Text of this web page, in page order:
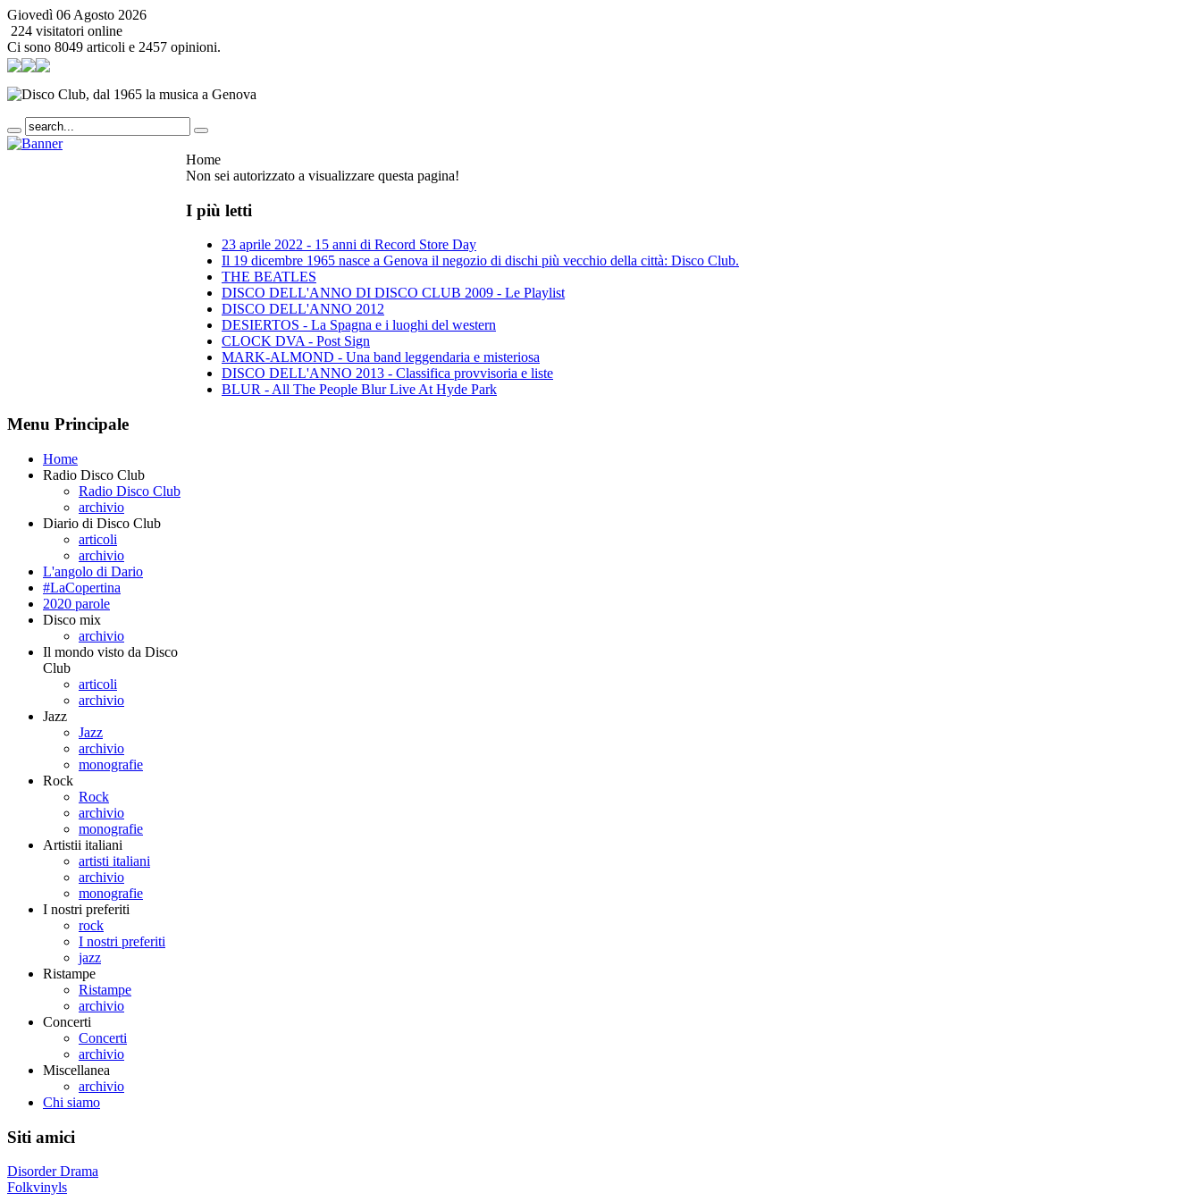
Giovedì 06 Agosto 2026
224 visitatori online
Ci sono 8049 articoli e 2457 opinioni.
Home
Non sei autorizzato a visualizzare questa pagina!
I più letti
23 aprile 2022 - 15 anni di Record Store Day
Il 19 dicembre 1965 nasce a Genova il negozio di dischi più vecchio della città: Disco Club.
THE BEATLES
DISCO DELL'ANNO DI DISCO CLUB 2009 - Le Playlist
DISCO DELL'ANNO 2012
DESIERTOS - La Spagna e i luoghi del western
CLOCK DVA - Post Sign
MARK-ALMOND - Una band leggendaria e misteriosa
DISCO DELL'ANNO 2013 - Classifica provvisoria e liste
BLUR - All The People Blur Live At Hyde Park
Menu Principale
Home
Radio Disco Club
Radio Disco Club
archivio
Diario di Disco Club
articoli
archivio
L'angolo di Dario
#LaCopertina
2020 parole
Disco mix
archivio
Il mondo visto da Disco
Club
articoli
archivio
Jazz
Jazz
archivio
monografie
Rock
Rock
archivio
monografie
Artistii italiani
artisti italiani
archivio
monografie
I nostri preferiti
rock
I nostri preferiti
jazz
Ristampe
Ristampe
archivio
Concerti
Concerti
archivio
Miscellanea
archivio
Chi siamo
Siti amici
Disorder Drama
Folkvinyls